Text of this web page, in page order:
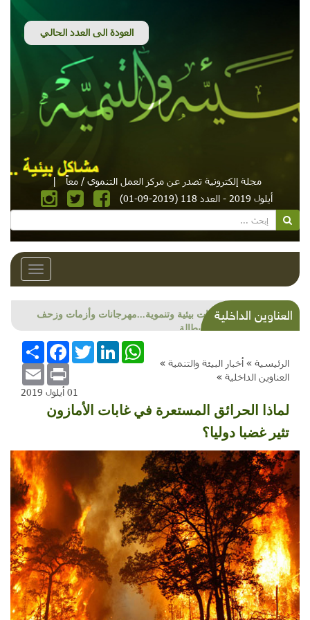
مجلة إلكترونية تصدر عن مركز العمل التنموي / معاً
|
أيلول 2019 - العدد 118 (2019-09-01)
Toggle
العناوين الداخليةشذرات بيئية وتنموية...مهرجانات وأزمات وزحف
وعيد وبطالة..
الرئيسية » أخبار البيئة والتنمية »
العناوين الداخلية »
انشر
FacebookTwitterLinkedInWhatsApp
Email Print
01 أيلول 2019
لماذا الحرائق المستعرة في غابات الأمازون
تثير غضبا دوليا؟